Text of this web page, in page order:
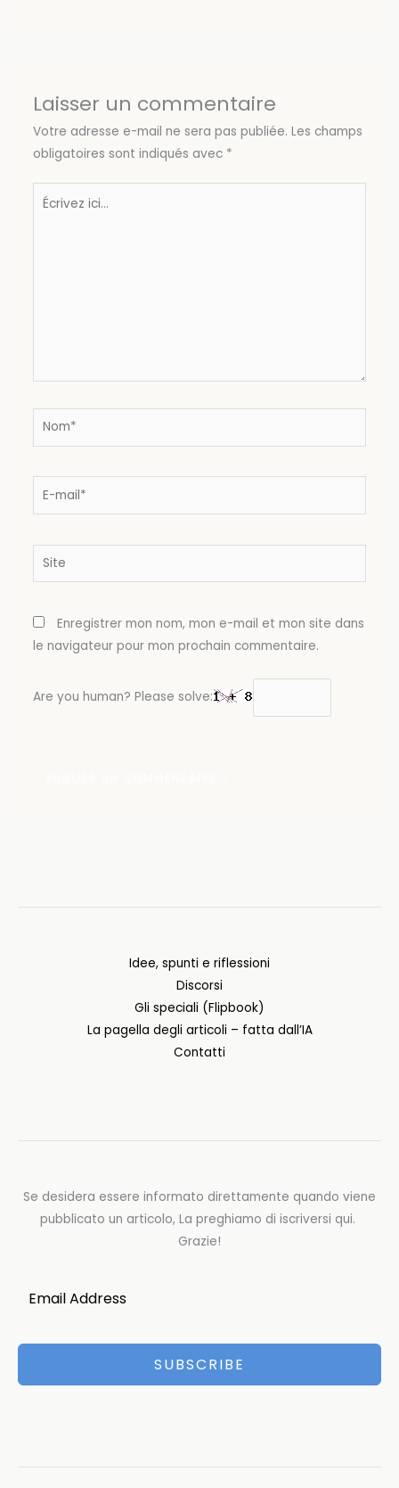
Laisser un commentaire
Votre adresse e-mail ne sera pas publiée. Les champs
obligatoires sont indiqués avec *
Écrivez
Nom*
E-
Site
Enregistrer mon nom, mon e-mail et mon site dans
le navigateur pour mon prochain commentaire.
Are you human? Please solve:
Idee, spunti e riflessioni
Discorsi
Gli speciali (Flipbook)
La pagella degli articoli – fatta dall’IA
Contatti
Se desidera essere informato direttamente quando viene
pubblicato un articolo, La preghiamo di iscriversi qui.
Grazie!
SUBSCRIBE